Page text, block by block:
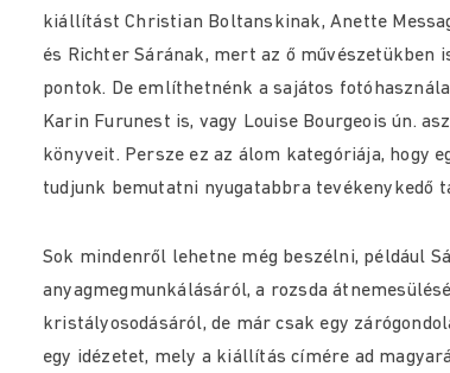
kiállítást Christian Boltanskinak, Anette
és Richter Sárának, mert az ő művészetükben
pontok. De említhetnénk a sajátos
Karin Furunest is, vagy Louise Bourgeois ún.
könyveit. Persze ez az álom kategóriája, hogy
tudjunk bemutatni nyugatabbra tevékenykedő
Sok mindenről lehetne még beszélni, például
anyagmegmunkálásáról, a rozsda
kristályosodásáról, de már csak egy
egy idézetet, mely a kiállítás címére ad